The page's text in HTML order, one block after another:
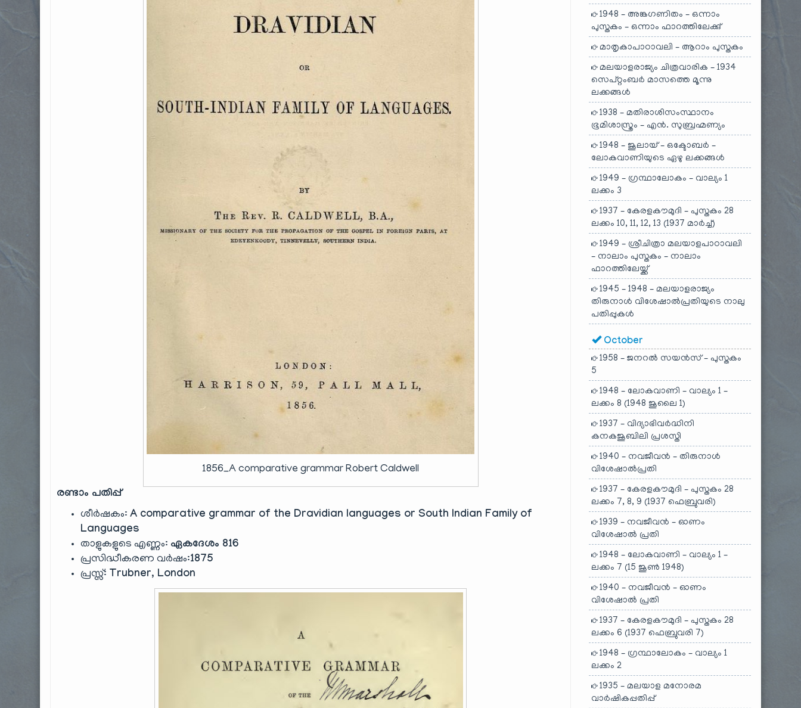
1856_A comparative grammar Robert Caldwell
രണ്ടാം പതിപ്പ്
ശീർഷകം:A comparative grammar of the Dravidian languages or South Indian Family of
Languages
താളുകളുടെ എണ്ണം: ഏകദേശം 816
പ്രസിദ്ധീകരണ വർഷം:1875
പ്രസ്സ്: Trubner, London
1948 – അങ്കഗണിതം – ഒന്നാം
പുസ്തകം – ഒന്നാം ഫാറത്തിലേക്കു്
മാതൃകാപാഠാവലി – ആറാം പുസ്തകം
മലയാളരാജ്യം ചിത്രവാരിക – 1934
സെപ്റ്റംബർ മാസത്തെ മൂന്നു
ലക്കങ്ങൾ
1938 – മതിരാശിസംസ്ഥാനം
ഭൂമിശാസ്ത്രം – എൻ. സുബ്രഹ്മണ്യം
1948 – ജൂലായ് – ഒക്ടോബർ –
ലോകവാണിയുടെ ഏഴു ലക്കങ്ങൾ
1949 – ഗ്രന്ഥാലോകം – വാല്യം 1
ലക്കം 3
1937 – കേരളകൗമുദി – പുസ്തകം 28
ലക്കം 10, 11, 12, 13 (1937 മാർച്ച്)
1949 – ശ്രീചിത്രാ മലയാളപാഠാവലി
– നാലാം പുസ്തകം – നാലാം
ഫാറത്തിലേയ്ക്ക്
1945 – 1948 – മലയാളരാജ്യം
തിരുനാൾ വിശേഷാൽപ്രതിയുടെ നാലു
പതിപ്പുകൾ
October
1958 – ജനറൽ സയൻസ് – പുസ്തകം
5
1948 – ലോകവാണി – വാല്യം 1 –
ലക്കം 8 (1948 ജൂലൈ 1)
1937 – വിദ്യാഭിവർദ്ധിനി
കനകജൂബിലി പ്രശസ്തി
1940 – നവജീവൻ – തിരുനാൾ
വിശേഷാൽപ്രതി
1937 – കേരളകൗമുദി – പുസ്തകം 28
ലക്കം 7, 8, 9 (1937 ഫെബ്രുവരി)
1939 – നവജീവൻ – ഓണം
വിശേഷാൽ പ്രതി
1948 – ലോകവാണി – വാല്യം 1 –
ലക്കം 7 (15 ജൂൺ 1948)
1940 – നവജീവൻ – ഓണം
വിശേഷാൽ പ്രതി
1937 – കേരളകൗമുദി – പുസ്തകം 28
ലക്കം 6 (1937 ഫെബ്രുവരി 7)
1948 – ഗ്രന്ഥാലോകം – വാല്യം 1
ലക്കം 2
1935 – മലയാള മനോരമ
വാർഷികപ്പതിപ്പ്